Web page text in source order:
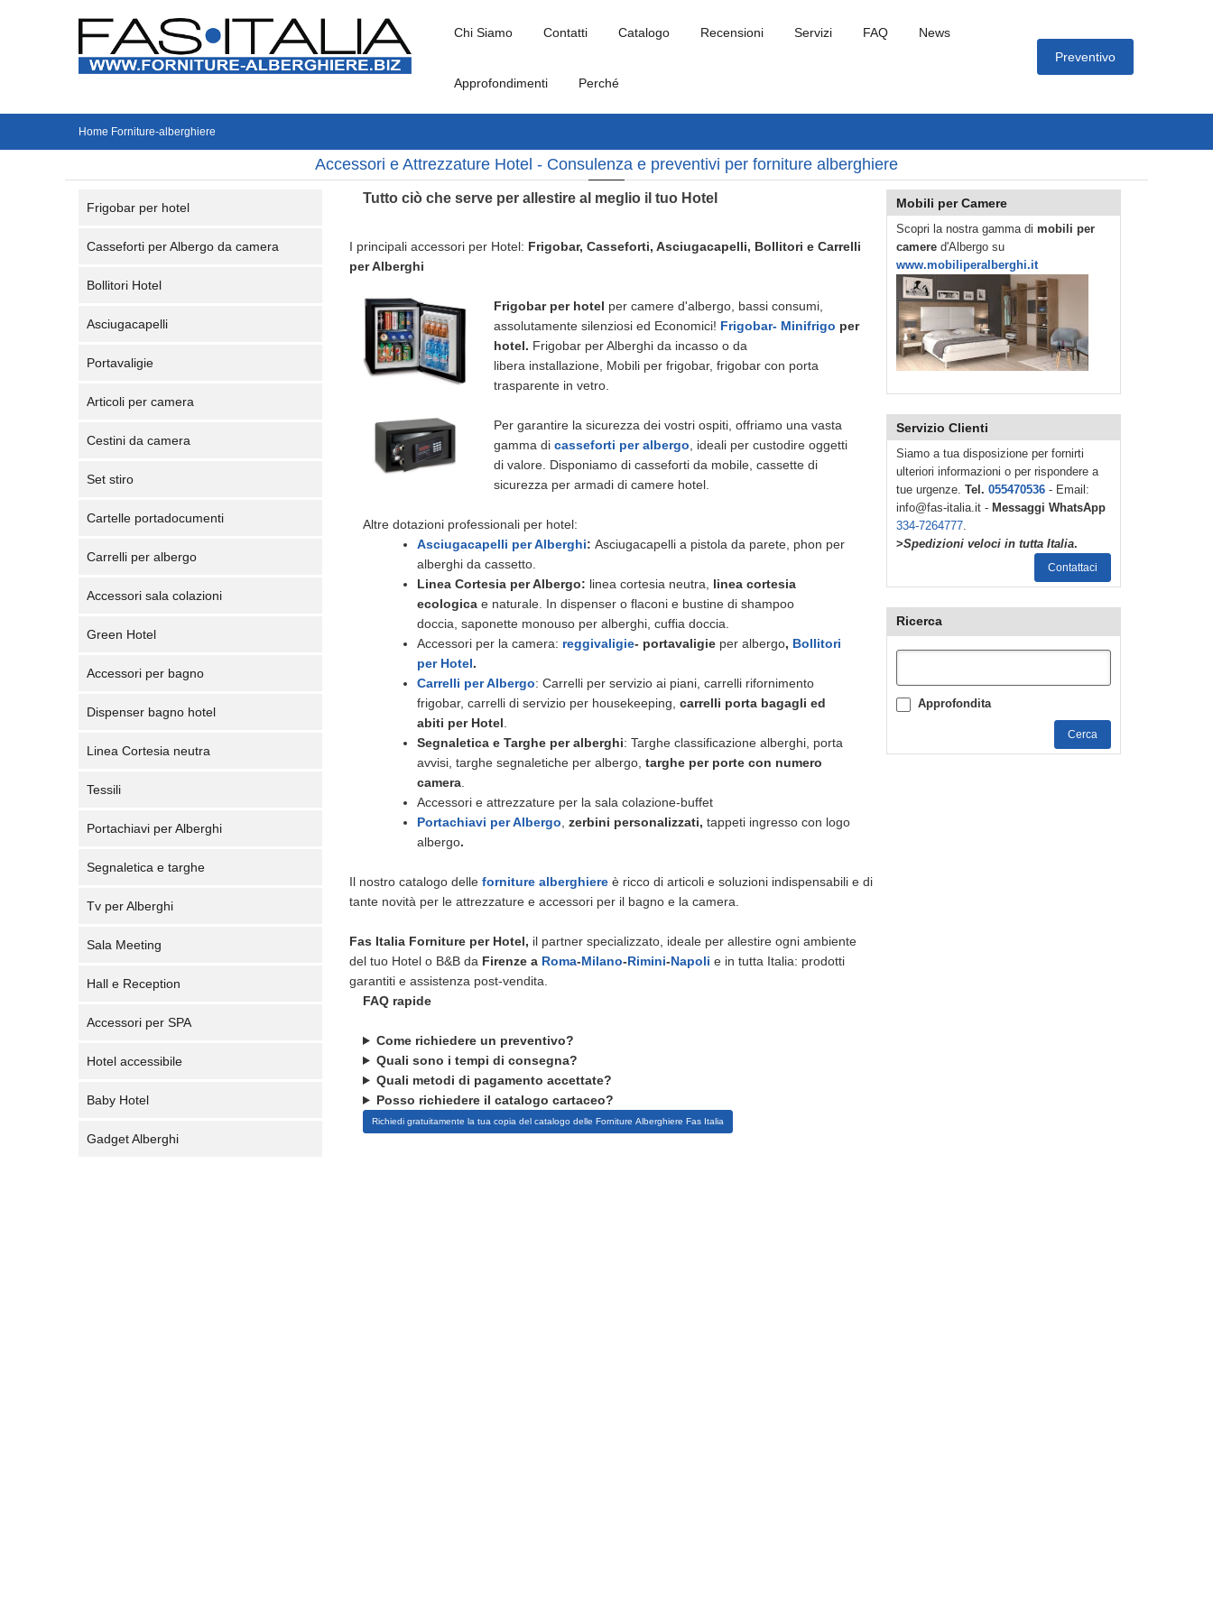
Chi Siamo Contatti Catalogo Recensioni Servizi FAQ News
Approfondimenti Perché
Preventivo
Home Forniture-alberghiere
Accessori e Attrezzature Hotel - Consulenza e preventivi per forniture alberghiere
Frigobar per hotel
Casseforti per Albergo da camera
Bollitori Hotel
Asciugacapelli
Portavaligie
Articoli per camera
Cestini da camera
Set stiro
Cartelle portadocumenti
Carrelli per albergo
Accessori sala colazioni
Green Hotel
Accessori per bagno
Dispenser bagno hotel
Linea Cortesia neutra
Tessili
Portachiavi per Alberghi
Segnaletica e targhe
Tv per Alberghi
Sala Meeting
Hall e Reception
Accessori per SPA
Hotel accessibile
Baby Hotel
Gadget Alberghi
Tutto ciò che serve per allestire al meglio il tuo Hotel
I principali accessori per Hotel: Frigobar, Casseforti, Asciugacapelli, Bollitori e Carrelli
per Alberghi
Frigobar per hotel per camere d'albergo, bassi consumi,
assolutamente silenziosi ed Economici! Frigobar- Minifrigo per
hotel. Frigobar per Alberghi da incasso o da
libera installazione, Mobili per frigobar, frigobar con porta
trasparente in vetro.
Per garantire la sicurezza dei vostri ospiti, offriamo una vasta
gamma di casseforti per albergo , ideali per custodire oggetti
di valore. Disponiamo di casseforti da mobile, cassette di
sicurezza per armadi di camere hotel.
Altre dotazioni professionali per hotel:
Asciugacapelli per Alberghi: Asciugacapelli a pistola da parete, phon per
alberghi da cassetto.
Linea Cortesia per Albergo: linea cortesia neutra, linea cortesia
ecologica e naturale. In dispenser o flaconi e bustine di shampoo
doccia, saponette monouso per alberghi, cuffia doccia.
Accessori per la camera: reggivaligie- portavaligie per albergo, Bollitori
per Hotel.
Carrelli per Albergo: Carrelli per servizio ai piani, carrelli rifornimento
frigobar, carrelli di servizio per housekeeping, carrelli porta bagagli ed
abiti per Hotel
Segnaletica e Targhe per alberghi: Targhe classificazione alberghi, porta
avvisi, targhe segnaletiche per albergo, targhe per porte con numero
camera
Accessori e attrezzature per la sala colazione-buffet
Portachiavi per Albergo zerbini personalizzati, tappeti ingresso con logo
albergo.
Il nostro catalogo delle forniture alberghiere è ricco di articoli e soluzioni indispensabili e di
tante novità per le attrezzature e accessori per il bagno e la camera.
Fas Italia Forniture per Hotel, il partner specializzato, ideale per allestire ogni ambiente
del tuo Hotel o B&B da Firenze a Roma-Milano-Rimini-Napoli e in tutta Italia: prodotti
garantiti e assistenza post-vendita.
FAQ rapide
Come richiedere un preventivo?
Quali sono i tempi di consegna?
Quali metodi di pagamento accettate?
Posso richiedere il catalogo cartaceo?
Richiedi gratuitamente la tua copia del catalogo delle Forniture Alberghiere Fas Italia
Mobili per Camere
Scopri la nostra gamma di mobili per
camere d'Albergo su
www.mobiliperalberghi.it
Servizio Clienti
Siamo a tua disposizione per fornirti
ulteriori informazioni o per rispondere a
tue urgenze. Tel. 055470536 - Email:
info@fas-italia.it - Messaggi WhatsApp
334-7264777.
>Spedizioni veloci in tutta Italia.
Contattaci
Ricerca
Approfondita
Cerca